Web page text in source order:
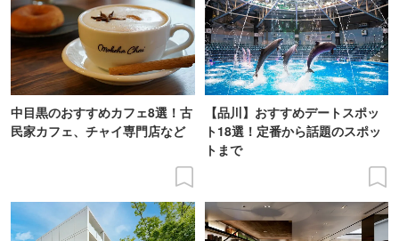
中目黒のおすすめカフェ8選！古
民家カフェ、チャイ専門店など
【品川】おすすめデートスポッ
ト18選！定番から話題のスポッ
トまで